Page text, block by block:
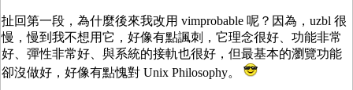
扯回第一段，為什麼後來我改用 vimprobable 呢？因為，uzbl 很
慢，慢到我不想用它，好像有點諷刺，它理念很好、功能非常
好、彈性非常好、與系統的接軌也很好，但最基本的瀏覽功能
卻沒做好，好像有點愧對 Unix Philosophy。